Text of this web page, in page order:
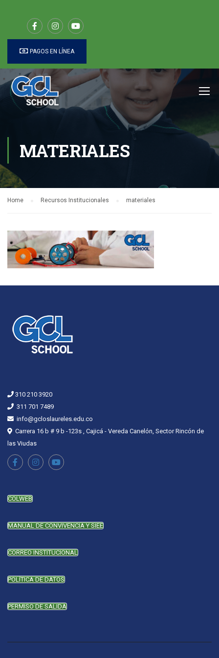
PAGOS EN LÍNEA
MATERIALES
Home Recursos Institucionales materiales
310 210 3920
311 701 7489
info@gcloslaureles.edu.co
Carrera 16 b # 9 b -123s , Cajicá - Vereda Canelón, Sector Rincón de
las Viudas
COLWEB
MANUAL DE CONVIVENCIA Y SIEE
CORREO INSTITUCIONAL
POLÍTICA DE DATOS
PERMISO DE SALIDA